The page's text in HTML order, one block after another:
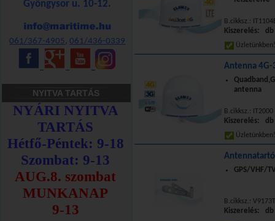
Gyöngysor u. 10-12.
061/367-4905,061/436-0339
NYITVA TARTÁS
B.cikksz.:
Kiszerelés: db
Antenna
antenna
B.cikksz.: IT2000
Kiszerelés: db
GPS/VHF/
B.cikksz.:
Kiszerelés: db